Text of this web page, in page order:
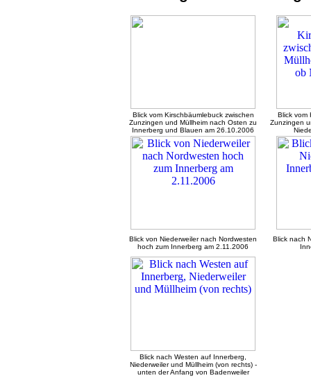
Blick vom Kirschbäumlebuck zwischen
Zunzingen und Müllheim nach Osten zu
Innerberg und Blauen am 26.10.2006
Blick vom
Zunzingen
Blick von Niederweiler nach Nordwesten
hoch zum Innerberg am 2.11.2006
Blick nach
Blick nach Westen auf Innerberg,
Niederweiler und Müllheim (von rechts) -
unten der Anfang von Badenweiler